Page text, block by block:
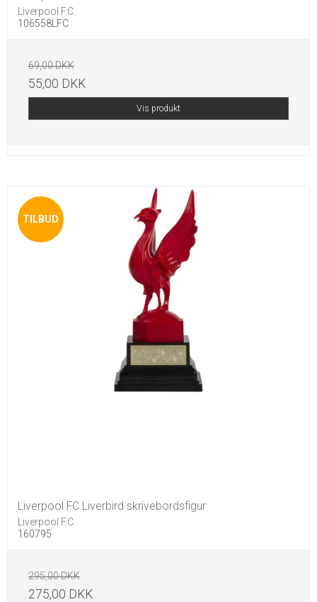
Liverpool F.C.
106558LFC
69,00 DKK
55,00 DKK
Vis produkt
TILBUD
Liverpool FC Liverbird skrivebordsfigur
Liverpool F.C.
160795
295,00 DKK
275,00 DKK